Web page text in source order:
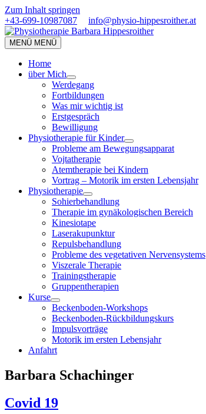
Zum Inhalt springen
+43-699-10987087
info@physio-hippesroither.at
MENÜ MENÜ
Home
über Mich
Werdegang
Fortbildungen
Was mir wichtig ist
Erstgespräch
Bewilligung
Physiotherapie für Kinder
Probleme am Bewegungsapparat
Vojtatherapie
Atemtherapie bei Kindern
Vortrag – Motorik im ersten Lebensjahr
Physiotherapie
Sohierbehandlung
Therapie im gynäkologischen Bereich
Kinesiotape
Laserakupunktur
Repulsbehandlung
Probleme des vegetativen Nervensystems
Viszerale Therapie
Trainingstherapie
Gruppentherapien
Kurse
Beckenboden-Workshops
Beckenboden-Rückbildungskurs
Impulsvorträge
Motorik im ersten Lebensjahr
Anfahrt
Barbara Schachinger
Covid 19